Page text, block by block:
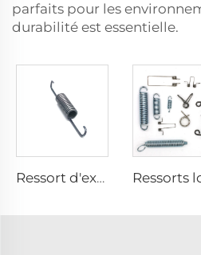
parfaits pour les
durabilité est essentielle.
Ressort d'extension double crochet en spirale métallique petite taille, fabriqué en usine certifiée CE ISO